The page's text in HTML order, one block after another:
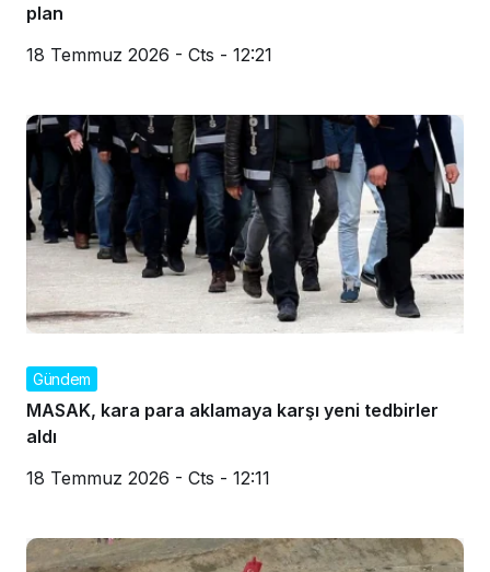
plan
18 Temmuz 2026 - Cts - 12:21
Gündem
MASAK, kara para aklamaya karşı yeni tedbirler
aldı
18 Temmuz 2026 - Cts - 12:11